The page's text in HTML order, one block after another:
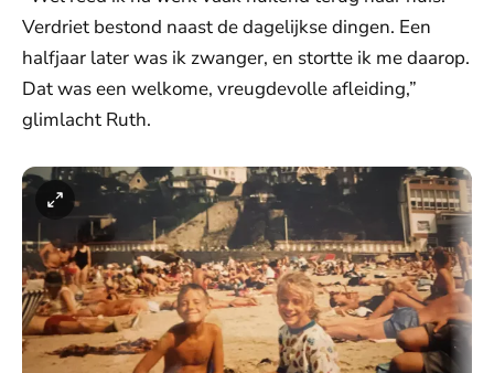
Verdriet bestond naast de dagelijkse dingen. Een
halfjaar later was ik zwanger, en stortte ik me daarop.
Dat was een welkome, vreugdevolle afleiding,”
glimlacht Ruth.